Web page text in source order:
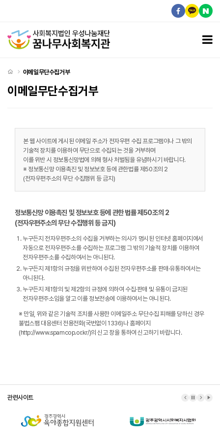
처음으로
이메일무단수집거부
이메일무단수집거부
본 웹 사이트에 게시된 이메일 주소가 전자우편 수집 프로그램이나 그 밖의
기술적 장치를 이용하여 무단으로 수집되는 것을 거부하며
이를 위반 시 정보통신망법에 의해 형사 처벌됨을 유념하시기 바랍니다.
※ 정보통신망 이용촉진 및 정보보호 등에 관한법률 제50조의 2
(전자우편주소의 무단 수집행위 등 금지)
정보통신망 이용촉진 및 정보보호 등에 관한 법률 제50조의 2
(전자우편주소의 무단 수집행위 등 금지)
누구든지 전자우편주소의 수집을 거부하는 의사가 명시된 인터넷 홈페이지에서
자동으로 전자우편주소를 수집하는 프로그램 그 밖의 기술적 장치를 이용하여
전자우편주소를 수집하여서는 아니된다.
누구든지 제1항의 규정을 위반하여 수집된 전자우편주소를 판매·유통하여서는
아니된다.
누구든지 제1항의 및 제2항의 규정에 의하여 수집·판매 및 유통이 금지된
전자우편주소임을 알고 이를 정보전송에 이용하여서는 아니된다.
※ 만일, 위와 같은 기술적 조치를 사용한 이메일주소 무단수집 피해를 당하신 경우
불법스팸 대응센터 전용전화(국번없이 1336)나 홈페이지
(http://www.spamcop.or.kr/)의 신고 창을 통하여 신고하기 바랍니다.
관련사이트 이전 배너
배너 정지
다음 배
배